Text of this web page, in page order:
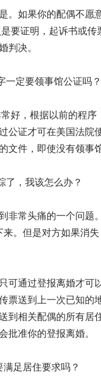
。如果你的配偶不
要证明，起诉书或
判决。
一定要领事馆公证吗？
好，根据以前的程
公证才可在美国法院
文件，即使没有领事
了，我该怎么办？
非常头痛的一个问题
来。但是对方如果消
可通过登报离婚才可
票送到上一次已知的
到相关配偶的所有居
批准你的登报离婚。
足居住要求吗？